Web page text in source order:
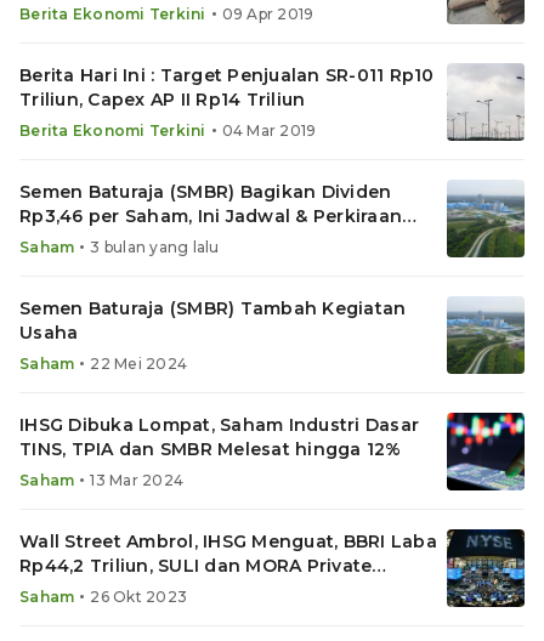
Berita Ekonomi Terkini • 09 Apr 2019
Berita Hari Ini : Target Penjualan SR-011 Rp10
Triliun, Capex AP II Rp14 Triliun
Berita Ekonomi Terkini • 04 Mar 2019
Semen Baturaja (SMBR) Bagikan Dividen
Rp3,46 per Saham, Ini Jadwal & Perkiraan
Yield
Saham • 3 bulan yang lalu
Semen Baturaja (SMBR) Tambah Kegiatan
Usaha
Saham • 22 Mei 2024
IHSG Dibuka Lompat, Saham Industri Dasar
TINS, TPIA dan SMBR Melesat hingga 12%
Saham • 13 Mar 2024
Wall Street Ambrol, IHSG Menguat, BBRI Laba
Rp44,2 Triliun, SULI dan MORA Private
Placement
Saham • 26 Okt 2023